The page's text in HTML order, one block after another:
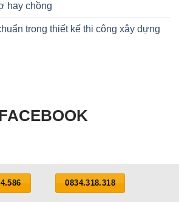
hay chồng
trong thiết kế thi công xây dựng
0834.318.318